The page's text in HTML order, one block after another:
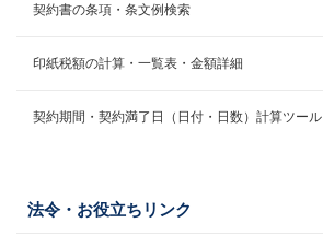
契約書の条項・条文例検索
印紙税額の計算・一覧表・金額詳細
契約期間・契約満了日（日付・日数）計算ツール
法令・お役立ちリンク